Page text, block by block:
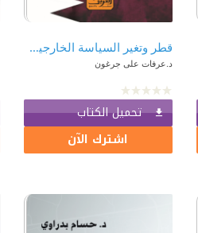
قطر وتغير السياسة الخارجية حلفاء .. أعداء
د.عرفات على جرغون
تحميل الكتاب
اشترك الآن